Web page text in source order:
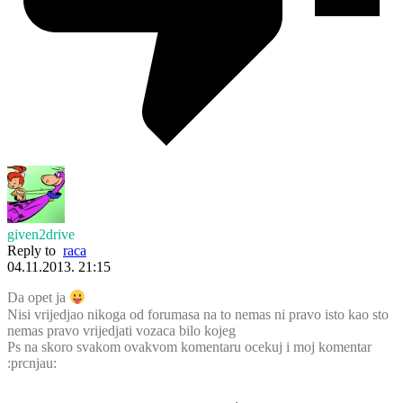
given2drive
Reply to raca
04.11.2013. 21:15
Da opet ja
Nisi vrijedjao nikoga od forumasa na to nemas ni pravo isto kao sto
nemas pravo vrijedjati vozaca bilo kojeg
Ps na skoro svakom ovakvom komentaru ocekuj i moj komentar
:prcnjau: